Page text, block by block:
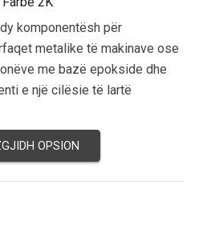
komponentësh për
metalike të makinave ose
me bazë epokside dhe
e një cilësie të lartë
OPSION